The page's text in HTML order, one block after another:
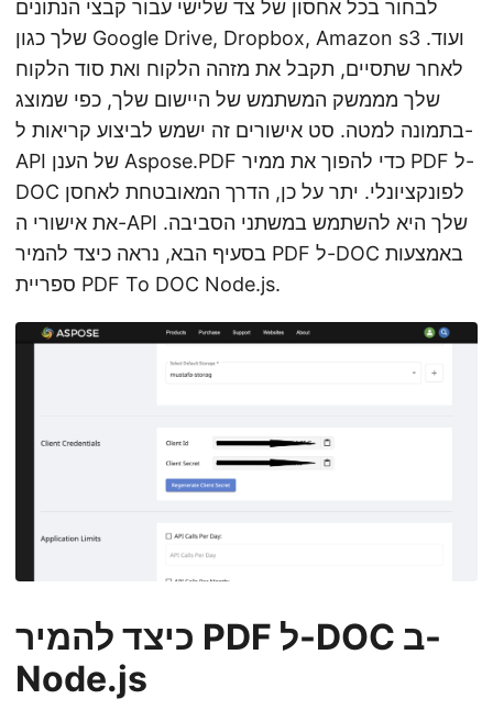
לבחור בכל אחסון של צד שלישי עבור קבצי הנתונים
שלך כגון Google Drive, Dropbox, Amazon s3 ועוד.
לאחר שתסיים, תקבל את מזהה הלקוח ואת סוד הלקוח
שלך מממשק המשתמש של היישום שלך, כפי שמוצג
בתמונה למטה. סט אישורים זה ישמש לביצוע קריאות ל-
API של הענן Aspose.PDF כדי להפוך את ממיר PDF ל-
DOC לפונקציונלי. יתר על כן, הדרך המאובטחת לאחסן
את אישורי ה-API שלך היא להשתמש במשתני הסביבה.
בסעיף הבא, נראה כיצד להמיר PDF ל-DOC באמצעות
ספריית PDF To DOC Node.js.
כיצד להמיר PDF ל-DOC ב-
Node.js